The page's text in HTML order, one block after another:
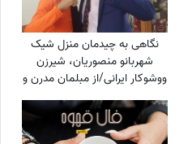
نگاهی به چیدمان منزل شیک
شهربانو منصوریان، شیرزن
ووشوکار ایرانی/از مبلمان مدرن و
پرده اعیانی تا فرش آبی فیروزه‌ای